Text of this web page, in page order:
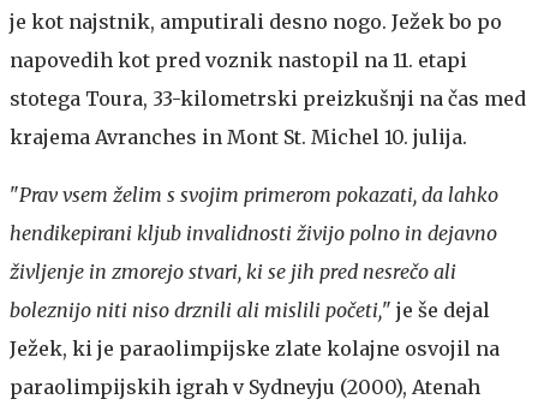
je kot najstnik, amputirali desno nogo. Ježek bo po
napovedih kot pred voznik nastopil na 11. etapi
stotega Toura, 33-kilometrski preizkušnji na čas med
krajema Avranches in Mont St. Michel 10. julija.
"Prav vsem želim s svojim primerom pokazati, da lahko
hendikepirani kljub invalidnosti živijo polno in dejavno
življenje in zmorejo stvari, ki se jih pred nesrečo ali
boleznijo niti niso drznili ali mislili početi," je še dejal
Ježek, ki je paraolimpijske zlate kolajne osvojil na
paraolimpijskih igrah v Sydneyju (2000), Atenah